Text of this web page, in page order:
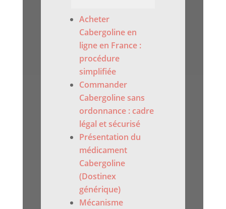
Acheter
Cabergoline en
ligne en France :
procédure
simplifiée
Commander
Cabergoline sans
ordonnance : cadre
légal et sécurisé
Présentation du
médicament
Cabergoline
(Dostinex
générique)
Mécanisme